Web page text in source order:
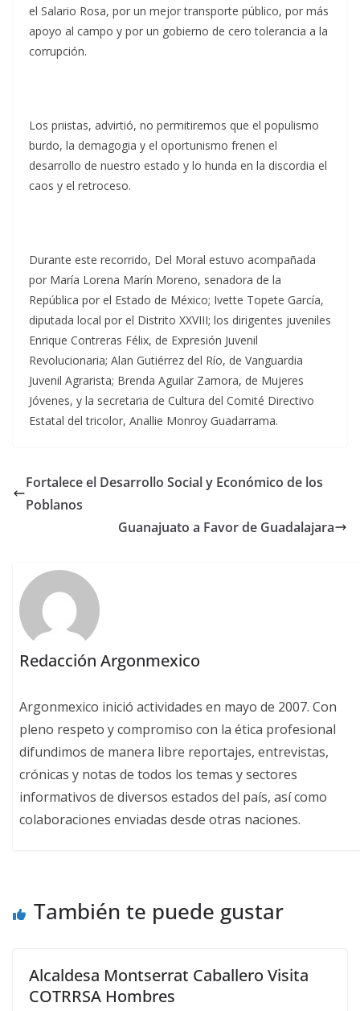
el Salario Rosa, por un mejor transporte público, por más
apoyo al campo y por un gobierno de cero tolerancia a la
corrupción.
Los priistas, advirtió, no permitiremos que el populismo
burdo, la demagogia y el oportunismo frenen el
desarrollo de nuestro estado y lo hunda en la discordia el
caos y el retroceso.
Durante este recorrido, Del Moral estuvo acompañada
por María Lorena Marín Moreno, senadora de la
República por el Estado de México; Ivette Topete García,
diputada local por el Distrito XXVIII; los dirigentes juveniles
Enrique Contreras Félix, de Expresión Juvenil
Revolucionaria; Alan Gutiérrez del Río, de Vanguardia
Juvenil Agrarista; Brenda Aguilar Zamora, de Mujeres
Jóvenes, y la secretaria de Cultura del Comité Directivo
Estatal del tricolor, Anallie Monroy Guadarrama.
Fortalece el Desarrollo Social y Económico de los
Poblanos
Guanajuato a Favor de Guadalajara
Redacción Argonmexico
Argonmexico inició actividades en mayo de 2007. Con
pleno respeto y compromiso con la ética profesional
difundimos de manera libre reportajes, entrevistas,
crónicas y notas de todos los temas y sectores
informativos de diversos estados del país, así como
colaboraciones enviadas desde otras naciones.
También te puede gustar
Alcaldesa Montserrat Caballero Visita
COTRRSA Hombres